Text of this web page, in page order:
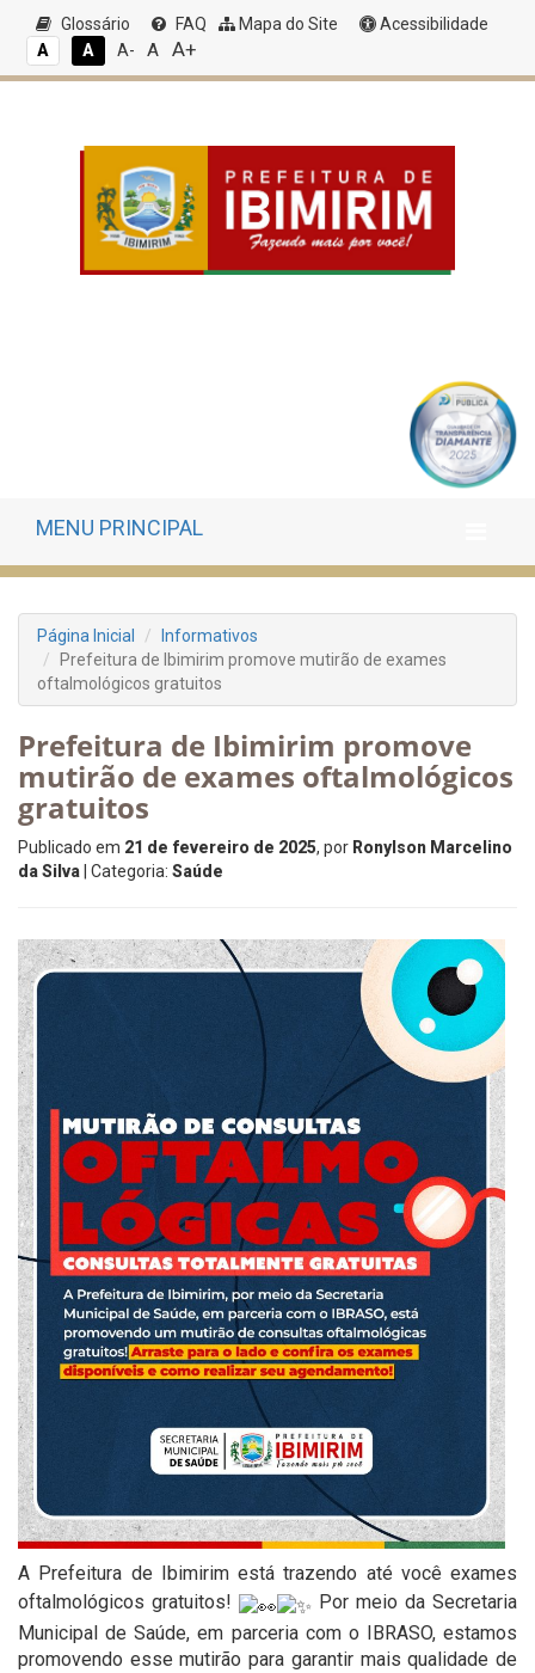
Glossário FAQ Mapa do Site
Acessibilidade
A
A A- A A+
MENU PRINCIPAL
Página Inicial
Informativos
Prefeitura de Ibimirim promove mutirão de exames
oftalmológicos gratuitos
Prefeitura de Ibimirim promove
mutirão de exames oftalmológicos
gratuitos
Publicado em 21 de fevereiro de 2025, por Ronylson Marcelino
da Silva | Categoria: Saúde
A Prefeitura de Ibimirim está trazendo até você exames
oftalmológicos gratuitos!
Por meio da Secretaria
Municipal de Saúde, em parceria com o IBRASO, estamos
promovendo esse mutirão para garantir mais qualidade de